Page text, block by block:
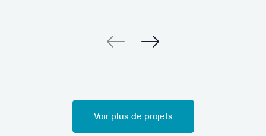
Voir plus de projets